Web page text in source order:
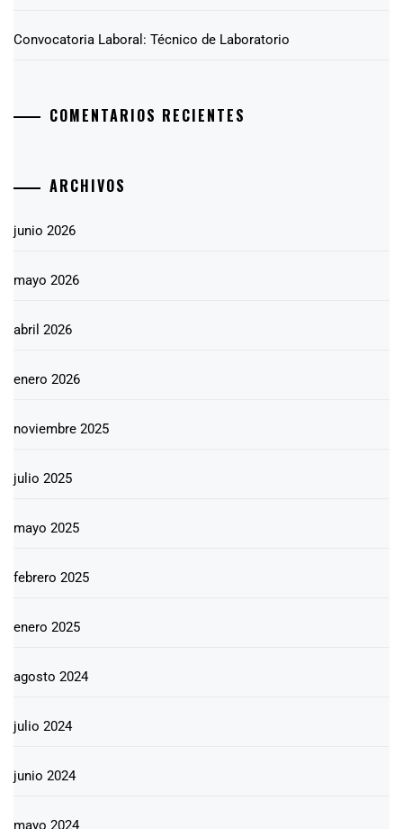
Convocatoria Laboral: Técnico de Laboratorio
COMENTARIOS RECIENTES
ARCHIVOS
junio 2026
mayo 2026
abril 2026
enero 2026
noviembre 2025
julio 2025
mayo 2025
febrero 2025
enero 2025
agosto 2024
julio 2024
junio 2024
mayo 2024